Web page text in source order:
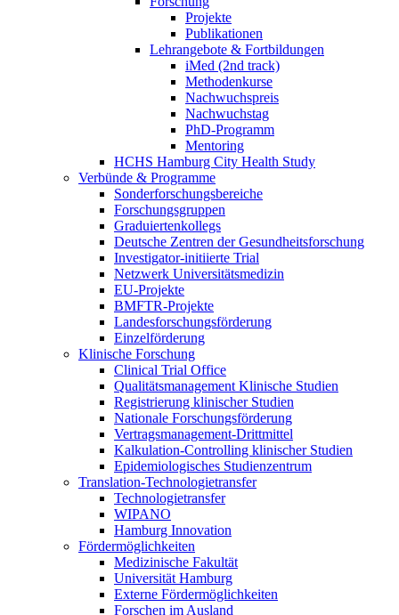
Projekte
Publikationen
Lehrangebote & Fortbildungen
iMed (2nd track)
Methodenkurse
Nachwuchspreis
Nachwuchstag
PhD-Programm
Mentoring
HCHS Hamburg City Health Study
Verbünde & Programme
Sonderforschungsbereiche
Forschungsgruppen
Graduiertenkollegs
Deutsche Zentren der Gesundheitsforschung
Investigator-initiierte Trial
Netzwerk Universitätsmedizin
EU-Projekte
BMFTR-Projekte
Landesforschungsförderung
Einzelförderung
Klinische Forschung
Clinical Trial Office
Qualitätsmanagement Klinische Studien
Registrierung klinischer Studien
Nationale Forschungsförderung
Vertragsmanagement-Drittmittel
Kalkulation-Controlling klinischer Studien
Epidemiologisches Studienzentrum
Translation-Technologietransfer
Technologietransfer
WIPANO
Hamburg Innovation
Fördermöglichkeiten
Medizinische Fakultät
Universität Hamburg
Externe Fördermöglichkeiten
Forschen im Ausland